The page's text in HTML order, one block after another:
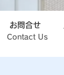
お問合せ
Contact Us